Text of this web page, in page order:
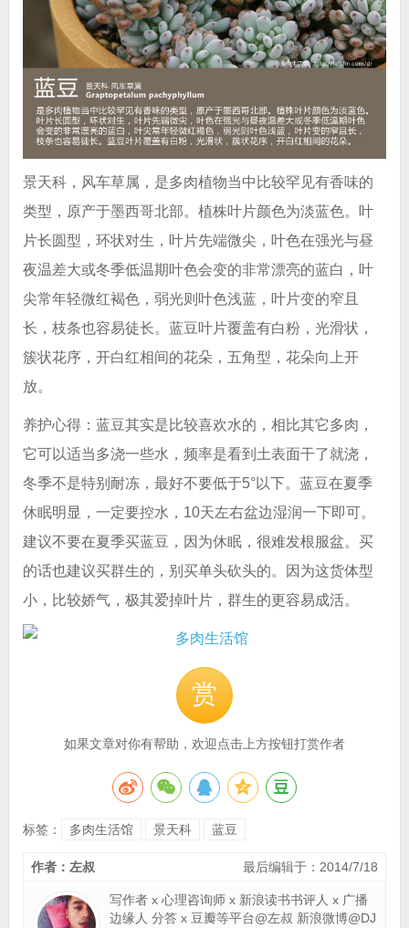
景天科，风车草属，是多肉植物当中比较罕见有香味的
类型，原产于墨西哥北部。植株叶片颜色为淡蓝色。叶
片长圆型，环状对生，叶片先端微尖，叶色在强光与昼
夜温差大或冬季低温期叶色会变的非常漂亮的蓝白，叶
尖常年轻微红褐色，弱光则叶色浅蓝，叶片变的窄且
长，枝条也容易徒长。蓝豆叶片覆盖有白粉，光滑状，
簇状花序，开白红相间的花朵，五角型，花朵向上开
放。
养护心得：蓝豆其实是比较喜欢水的，相比其它多肉，
它可以适当多浇一些水，频率是看到土表面干了就浇，
冬季不是特别耐冻，最好不要低于5°以下。蓝豆在夏季
休眠明显，一定要控水，10天左右盆边湿润一下即可。
建议不要在夏季买蓝豆，因为休眠，很难发根服盆。买
的话也建议买群生的，别买单头砍头的。因为这货体型
小，比较娇气，极其爱掉叶片，群生的更容易成活。
赏
如果文章对你有帮助，欢迎点击上方按钮打赏作者
标签： 多肉生活馆 景天科 蓝豆
最后编辑于：2014/7/18
作者：左叔
写作者 x 心理咨询师 x 新浪读书书评人 x 广播
边缘人 分答 x 豆瓣等平台@左叔 新浪微博@DJ